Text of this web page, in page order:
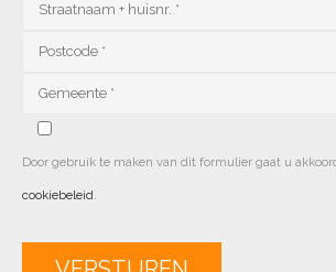
Door gebruik te maken van dit formulier gaat u
cookiebeleid.